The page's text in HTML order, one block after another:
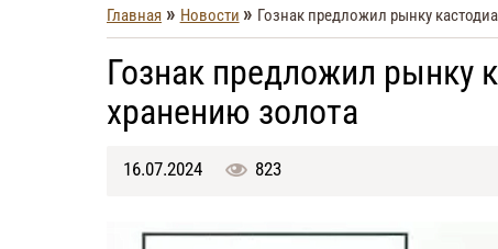
Главная » Новости » Гознак предложил рынку
Гознак предложил рынку
хранению золота
16.07.2024 823